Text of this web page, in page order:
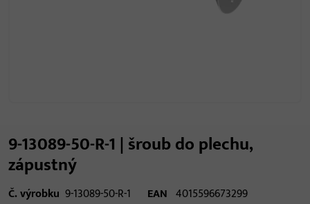
9-13089-50-R-1 | šroub do plechu,
zápustný
Č. výrobku 9-13089-50-R-1 EAN 4015596673299